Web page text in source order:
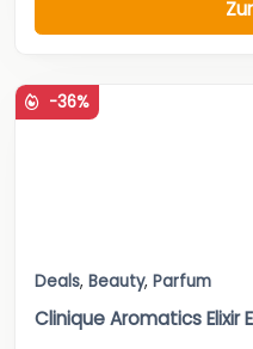
-36%
Deals, Beauty, Parfum
Clinique Aromatics Elixir